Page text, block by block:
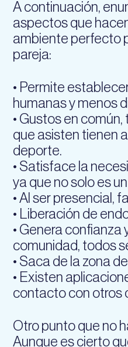
A continuación,
aspectos que
ambiente perfecto
pareja:
• Permite
humanas y menos
• Gustos en
que asisten tienen
deporte.
• Satisface la
ya que no solo es
• Al ser presencial,
• Liberación de
• Genera confianza
comunidad, todos
• Saca de la zona
• Existen
contacto con otros
Otro punto que no
Aunque es cierto